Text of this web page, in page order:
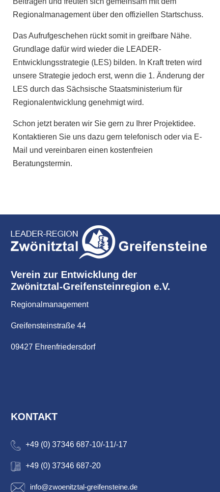
Regionalmanagement über den offiziellen Startschuss.
Das Aufrufgeschehen rückt somit in greifbare Nähe.
Grundlage dafür wird wieder die LEADER-
Entwicklungsstrategie (LES) bilden. In Kraft treten wird
unsere Strategie jedoch erst, wenn die 1. Änderung der
LES durch das Sächsische Staatsministerium für
Regionalentwicklung genehmigt wird.
Schon jetzt beraten wir Sie gern zu Ihrer Projektidee.
Kontaktieren Sie uns dazu gern telefonisch oder via E-
Mail und vereinbaren einen kostenfreien
Beratungstermin.
Verein zur Entwicklung der
Zwönitztal-Greifensteinregion e.V.
Regionalmanagement
Greifensteinstraße 44
09427 Ehrenfriedersdorf
KONTAKT
+49 (0) 37346 687-10/-11/-17
+49 (0) 37346 687-20
info@zwoenitztal-greifensteine.de